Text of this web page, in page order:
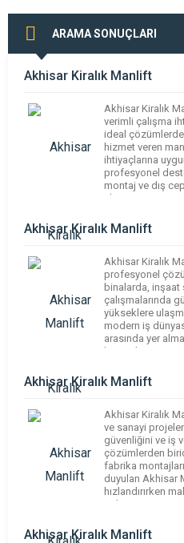
ARAMA SONUÇLARI
Akhisar Kiralık Manlift
Akhisar Kiralık
verimli çalışma
ideal
hizmet veren
ihtiyaçlarına
profesyonel
montaj ve dış
ekipman seçimi
çözümleri hem […]
Akhisar Kiralık Manlift
Akhisar Kiralık
profesyonel
binalarda, inşaat
çalışmalarında
yükseklere
modern iş
arasında yer
hizmetleri
kiralama
çeşitli […]
Akhisar Kiralık Manlift
Akhisar Kiralık
ve sanayi
güvenliğini ve iş
çözümlerden
fabrika
duyulan Akhisar
hızlandırırken
Sektörün öncü
Akhisar Kiralık Manlift